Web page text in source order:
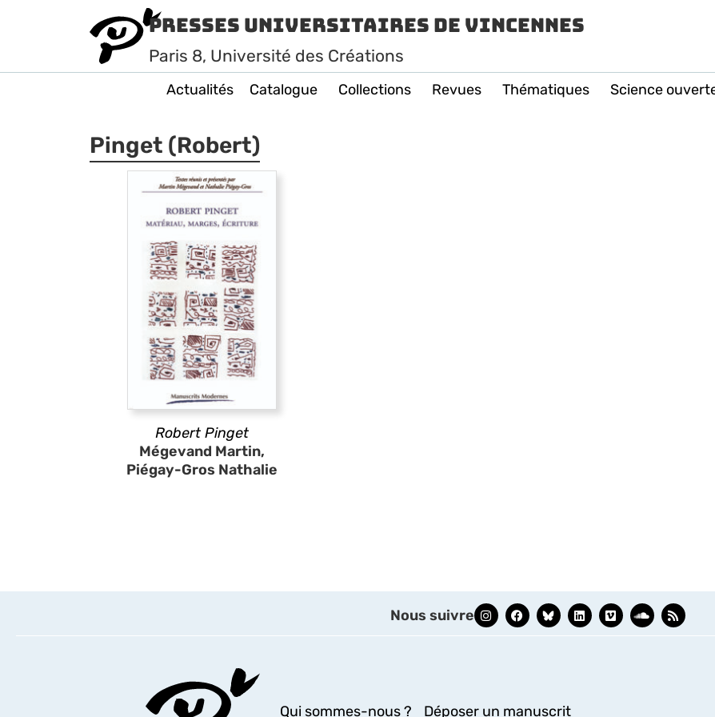
Presses Universitaires de Vincennes
Paris 8, Université des Créations
Actualités Catalogue Collections Revues Thématiques Science
Pinget (Robert)
Robert Pinget
Mégevand Martin,
Piégay-Gros Nathalie
Nous suivre
Qui sommes-nous ? Déposer un manuscrit